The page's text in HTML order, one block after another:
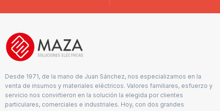
Desde 1971, de la mano de Juan Sánchez, nos especializamos en la
venta de insumos y materiales eléctricos. Valores familiares, esfuerzo y
servicio nos convirtieron en la solución la elegida por clientes
particulares, comerciales e industriales. Hoy, con dos grandes